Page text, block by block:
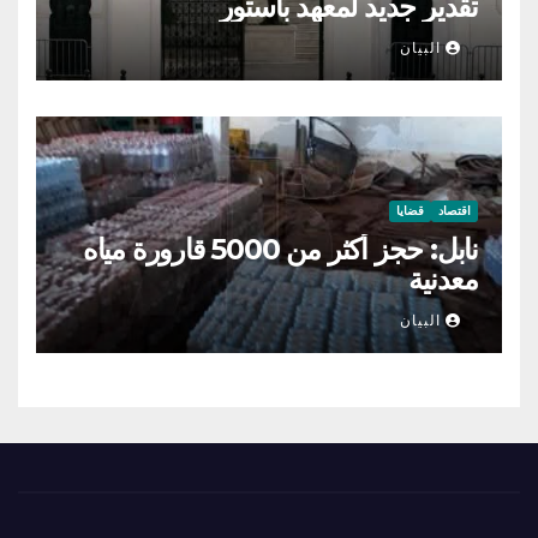
البيان
اقتصاد قضايا
نابل: حجز أكثر من 5000 قارورة مياه
معدنية
البيان